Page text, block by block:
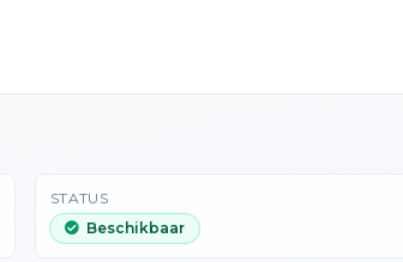
STATUS
Beschikbaar